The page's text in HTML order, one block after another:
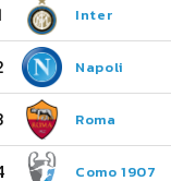
Inter
Napoli
Roma
Como 1907